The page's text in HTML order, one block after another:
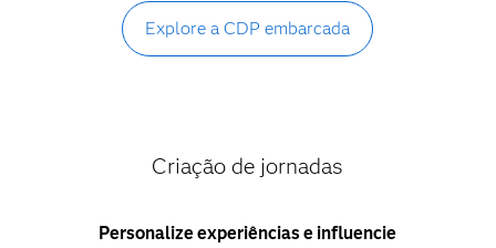
Explore a CDP embarcada
Criação de jornadas
Personalize experiências e influencie